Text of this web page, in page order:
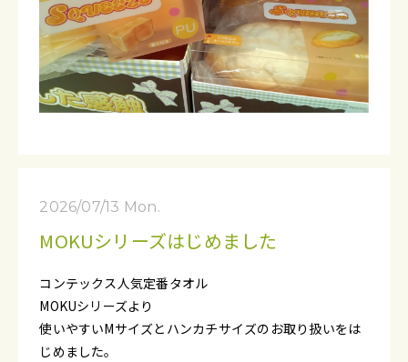
2026/07/13 Mon.
MOKUシリーズはじめました
コンテックス人気定番タオル
MOKUシリーズより
使いやすいMサイズとハンカチサイズのお取り扱いをは
じめました。